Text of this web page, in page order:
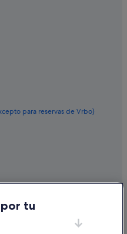
para reservas de Vrbo)
tu